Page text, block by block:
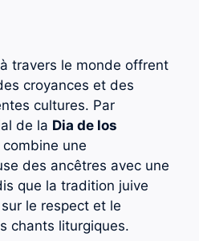
à travers le monde offrent
croyances et des
cultures. Par
de la Dia de los
une
des ancêtres avec une
que la tradition juive
le respect et le
chants liturgiques.